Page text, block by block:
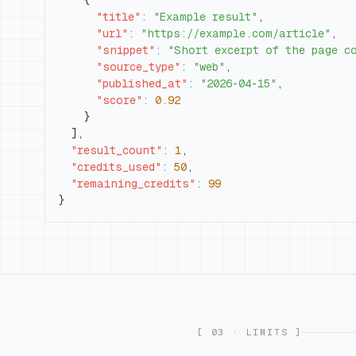
"title" : "Example result" ,
"url" : "https://example.com/article" ,
"snippet" : "Short excerpt of the page
"source_type" : "web" ,
"published_at" : "2026-04-15" ,
"score" :
0.92
}
] ,
"result_count" : 1 ,
"credits_used" : 50 ,
"remaining_credits" :
99
}
[ 03 · LIMITS ]